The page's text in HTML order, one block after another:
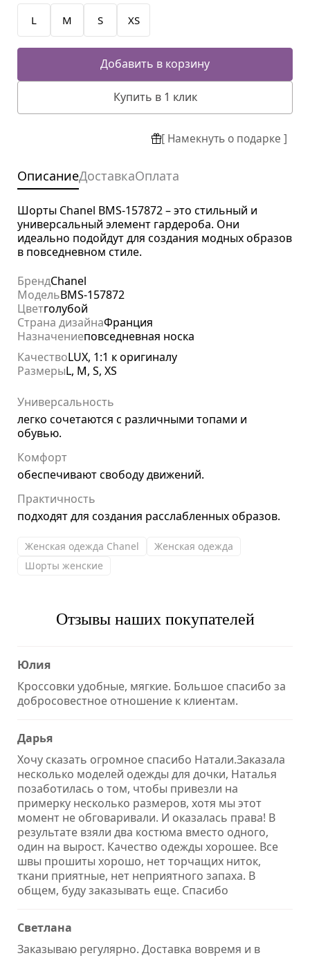
L M S XS
Добавить в корзину
Купить в 1 клик
[ Намекнуть о подарке ]
ОписаниеДоставкаОплата
Шорты Chanel BMS-157872 – это стильный и
универсальный элемент гардероба. Они
идеально подойдут для создания модных образов
в повседневном стиле.
БрендChanel
МодельBMS-157872
Цветголубой
Страна дизайнаФранция
Назначениеповседневная носка
КачествоLUX, 1:1 к оригиналу
РазмерыL, M, S, XS
Универсальность
легко сочетаются с различными топами и
обувью.
Комфорт
обеспечивают свободу движений.
Практичность
подходят для создания расслабленных образов.
Женская одежда Chanel
Женская одежда
Шорты женские
Отзывы наших покупателей
Юлия
Кроссовки удобные, мягкие. Большое спасибо за
добросовестное отношение к клиентам.
Дарья
Хочу сказать огромное спасибо Натали.Заказала
несколько моделей одежды для дочки, Наталья
позаботилась о том, чтобы привезли на
примерку несколько размеров, хотя мы этот
момент не обговаривали. И оказалась права! В
результате взяли два костюма вместо одного,
один на вырост. Качество одежды хорошее. Все
швы прошиты хорошо, нет торчащих ниток,
ткани приятные, нет неприятного запаха. В
общем, буду заказывать еще. Спасибо
Светлана
Заказываю регулярно. Доставка вовремя и в